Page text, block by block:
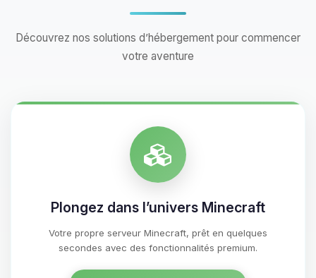
Découvrez nos solutions d’hébergement pour commencer
votre aventure
Plongez dans l’univers Minecraft
Votre propre serveur Minecraft, prêt en quelques
secondes avec des fonctionnalités premium.